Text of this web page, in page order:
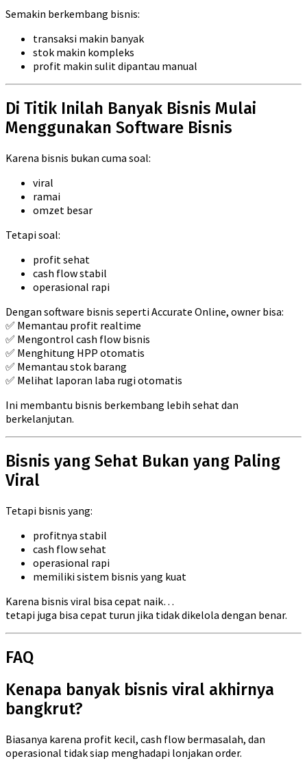
Semakin berkembang bisnis:
transaksi makin banyak
stok makin kompleks
profit makin sulit dipantau manual
Di Titik Inilah Banyak Bisnis Mulai
Menggunakan Software Bisnis
Karena bisnis bukan cuma soal:
viral
ramai
omzet besar
Tetapi soal:
profit sehat
cash flow stabil
operasional rapi
Dengan software bisnis seperti Accurate Online, owner bisa:
✅ Memantau profit realtime
✅ Mengontrol cash flow bisnis
✅ Menghitung HPP otomatis
✅ Memantau stok barang
✅ Melihat laporan laba rugi otomatis
Ini membantu bisnis berkembang lebih sehat dan
berkelanjutan.
Bisnis yang Sehat Bukan yang Paling
Viral
Tetapi bisnis yang:
profitnya stabil
cash flow sehat
operasional rapi
memiliki sistem bisnis yang kuat
Karena bisnis viral bisa cepat naik…
tetapi juga bisa cepat turun jika tidak dikelola dengan benar.
FAQ
Kenapa banyak bisnis viral akhirnya
bangkrut?
Biasanya karena profit kecil, cash flow bermasalah, dan
operasional tidak siap menghadapi lonjakan order.